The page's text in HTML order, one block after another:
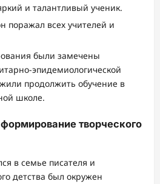
и талантливый ученик.
поражал всех учителей и
были замечены
эпидемиологической
продолжить обучение в
школе.
творческого
в семье писателя и
детства был окружен